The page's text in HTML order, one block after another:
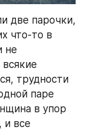
две парочки,
что-то в
не
трудности
паре
в упор
и все